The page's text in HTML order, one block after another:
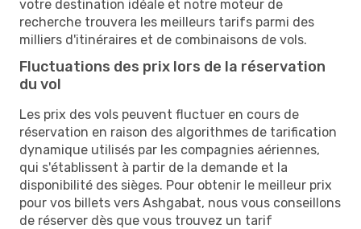
votre destination idéale et notre moteur de
recherche trouvera les meilleurs tarifs parmi des
milliers d'itinéraires et de combinaisons de vols.
Fluctuations des prix lors de la réservation
du vol
Les prix des vols peuvent fluctuer en cours de
réservation en raison des algorithmes de tarification
dynamique utilisés par les compagnies aériennes,
qui s'établissent à partir de la demande et la
disponibilité des sièges. Pour obtenir le meilleur prix
pour vos billets vers Ashgabat, nous vous conseillons
de réserver dès que vous trouvez un tarif